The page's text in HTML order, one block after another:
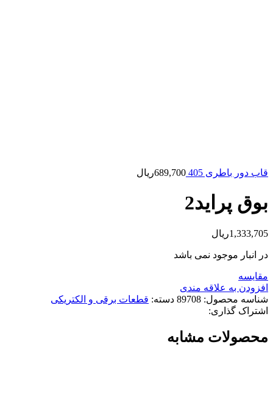
قاب دور باطری 405 689,700ریال
بوق پراید2
1,333,705ریال
در انبار موجود نمی باشد
مقایسه
افزودن به علاقه مندی
شناسه محصول: 89708 دسته: قطعات برقی و الکتریکی
اشتراک گذاری:
محصولات مشابه